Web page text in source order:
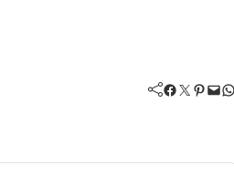
Facebook Twitter Pinterest Mail WhatsApp